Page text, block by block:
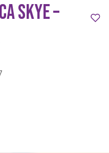
SKYE –